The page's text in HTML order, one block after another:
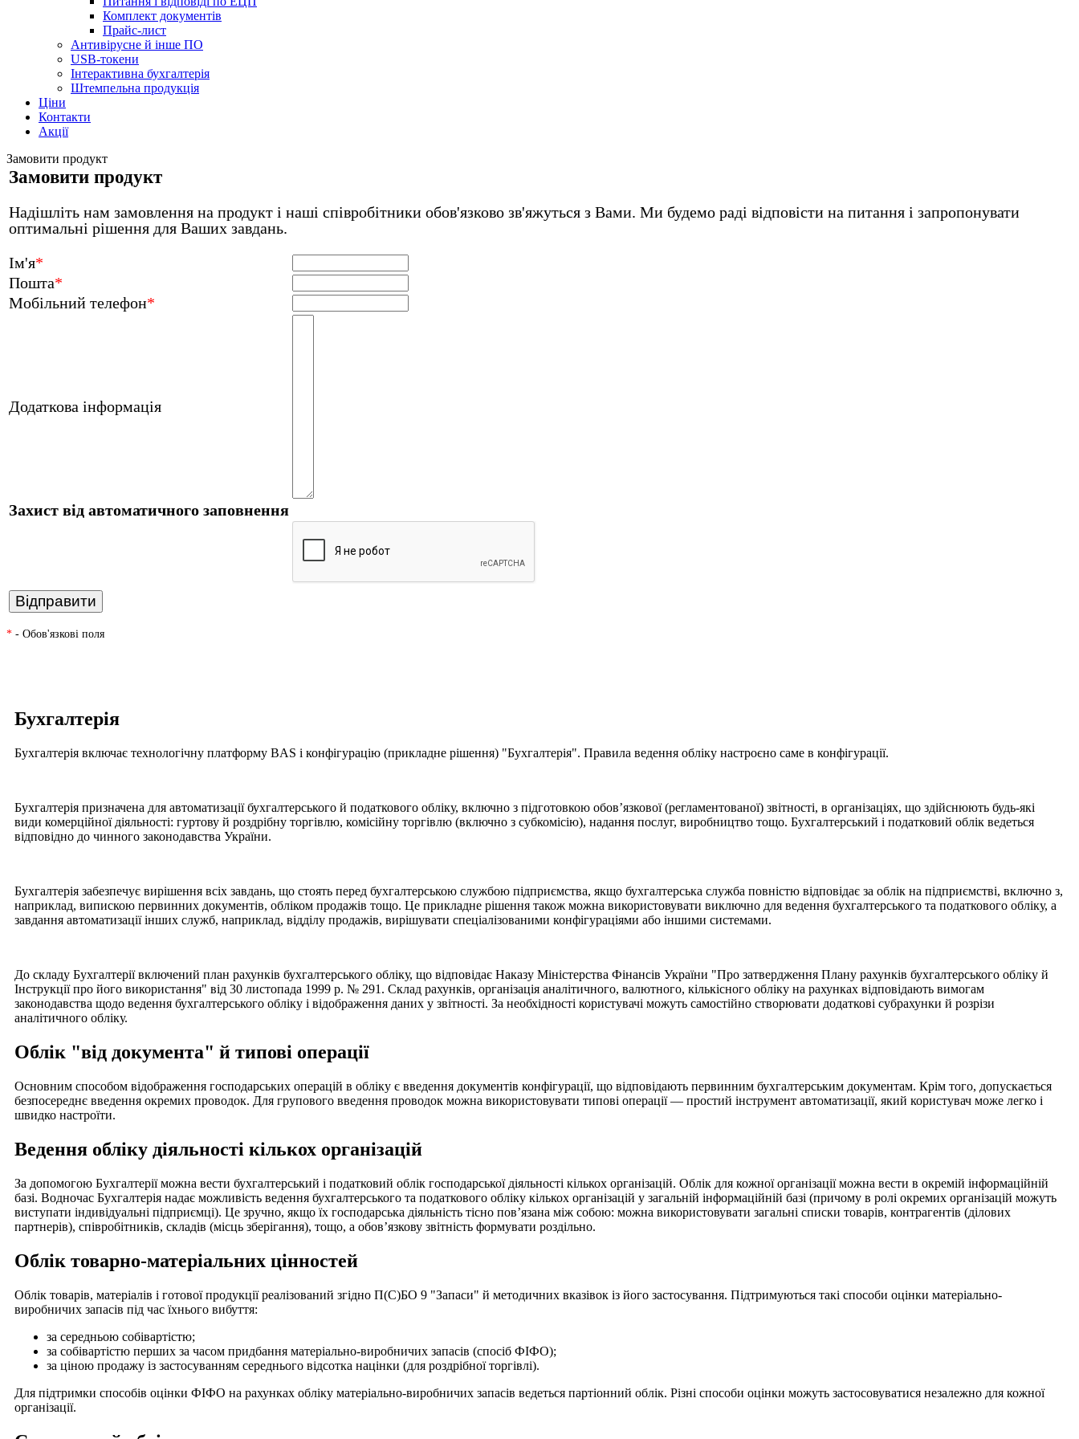
Комплект документів
Прайс-лист
Антивірусне й інше ПО
USB-токени
Інтерактивна бухгалтерія
Штемпельна продукція
Ціни
Контакти
Акції
Замовити продукт
Замовити продукт
Надішліть нам замовлення на продукт і наші співробітники обов'язково зв'яжуться з Вами. Ми будемо раді відповісти на питання і запропонувати
оптимальні рішення для Ваших завдань.
Ім'я*
Пошта*
Мобільний телефон*
Додаткова інформація
Захист від автоматичного заповнення
* - Обов'язкові поля
Бухгалтерія
Бухгалтерія включає технологічну платформу BAS і конфігурацію (прикладне рішення) "Бухгалтерія". Правила ведення обліку настроєно саме в конфігурації.
Бухгалтерія призначена для автоматизації бухгалтерського й податкового обліку, включно з підготовкою обов’язкової (регламентованої) звітності, в організаціях, що здійснюють будь-які
види комерційної діяльності: гуртову й роздрібну торгівлю, комісійну торгівлю (включно з субкомісію), надання послуг, виробництво тощо. Бухгалтерський і податковий облік ведеться
відповідно до чинного законодавства України.
Бухгалтерія забезпечує вирішення всіх завдань, що стоять перед бухгалтерською службою підприємства, якщо бухгалтерська служба повністю відповідає за облік на підприємстві, включно з,
наприклад, випискою первинних документів, обліком продажів тощо. Це прикладне рішення також можна використовувати виключно для ведення бухгалтерського та податкового обліку, а
завдання автоматизації інших служб, наприклад, відділу продажів, вирішувати спеціалізованими конфігураціями або іншими системами.
До складу Бухгалтерії включений план рахунків бухгалтерського обліку, що відповідає Наказу Міністерства Фінансів України "Про затвердження Плану рахунків бухгалтерського обліку й
Інструкції про його використання" від 30 листопада 1999 р. № 291. Склад рахунків, організація аналітичного, валютного, кількісного обліку на рахунках відповідають вимогам
законодавства щодо ведення бухгалтерського обліку і відображення даних у звітності. За необхідності користувачі можуть самостійно створювати додаткові субрахунки й розрізи
аналітичного обліку.
Облік "від документа" й типові операції
Основним способом відображення господарських операцій в обліку є введення документів конфігурації, що відповідають первинним бухгалтерським документам. Крім того, допускається
безпосереднє введення окремих проводок. Для групового введення проводок можна використовувати типові операції — простий інструмент автоматизації, який користувач може легко і
швидко настроїти.
Ведення обліку діяльності кількох організацій
За допомогою Бухгалтерії можна вести бухгалтерський і податковий облік господарської діяльності кількох організацій. Облік для кожної організації можна вести в окремій інформаційній
базі. Водночас Бухгалтерія надає можливість ведення бухгалтерського та податкового обліку кількох організацій у загальній інформаційній базі (причому в ролі окремих організацій можуть
виступати індивідуальні підприємці). Це зручно, якщо їх господарська діяльність тісно пов’язана між собою: можна використовувати загальні списки товарів, контрагентів (ділових
партнерів), співробітників, складів (місць зберігання), тощо, а обов’язкову звітність формувати роздільно.
Облік товарно-матеріальних цінностей
Облік товарів, матеріалів і готової продукції реалізований згідно П(С)БО 9 "Запаси" й методичних вказівок із його застосування. Підтримуються такі способи оцінки матеріально-
виробничих запасів під час їхнього вибуття:
за середньою собівартістю;
за собівартістю перших за часом придбання матеріально-виробничих запасів (спосіб ФІФО);
за ціною продажу із застосуванням середнього відсотка націнки (для роздрібної торгівлі).
Для підтримки способів оцінки ФІФО на рахунках обліку матеріально-виробничих запасів ведеться партіонний облік. Різні способи оцінки можуть застосовуватися незалежно для кожної
організації.